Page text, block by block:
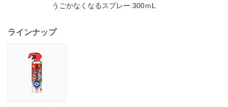
うごかなくなるスプレー 300ｍL
ラインナップ